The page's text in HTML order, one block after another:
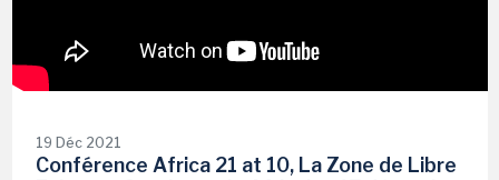
19 Déc 2021
Conférence Africa 21 at 10, La Zone de Libre